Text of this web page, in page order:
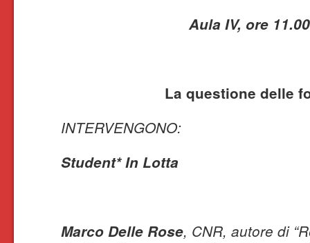
Aula IV, ore 11.00
La questione delle
INTERVENGONO:
Student* In Lotta
Marco Delle Rose, CNR, autore di